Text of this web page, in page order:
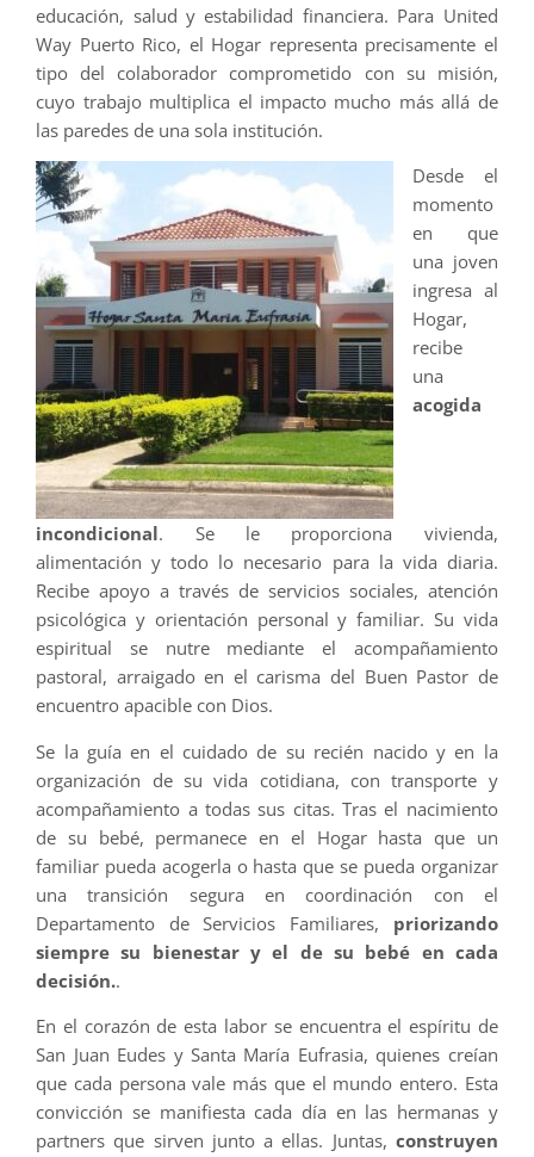
educación, salud y estabilidad financiera. Para United
Way Puerto Rico, el Hogar representa precisamente el
tipo del colaborador comprometido con su misión,
cuyo trabajo multiplica el impacto mucho más allá de
las paredes de una sola institución.
Desde el
momento
en que
una joven
ingresa al
Hogar,
recibe
una
acogida
incondicional. Se le proporciona vivienda,
alimentación y todo lo necesario para la vida diaria.
Recibe apoyo a través de servicios sociales, atención
psicológica y orientación personal y familiar. Su vida
espiritual se nutre mediante el acompañamiento
pastoral, arraigado en el carisma del Buen Pastor de
encuentro apacible con Dios.
Se la guía en el cuidado de su recién nacido y en la
organización de su vida cotidiana, con transporte y
acompañamiento a todas sus citas. Tras el nacimiento
de su bebé, permanece en el Hogar hasta que un
familiar pueda acogerla o hasta que se pueda organizar
una transición segura en coordinación con el
Departamento de Servicios Familiares, priorizando
siempre su bienestar y el de su bebé en cada
decisión..
En el corazón de esta labor se encuentra el espíritu de
San Juan Eudes y Santa María Eufrasia, quienes creían
que cada persona vale más que el mundo entero. Esta
convicción se manifiesta cada día en las hermanas y
partners que sirven junto a ellas. Juntas, construyen